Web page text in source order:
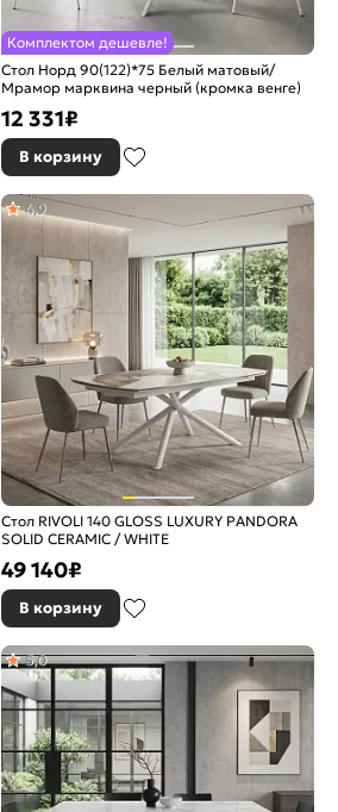
Комплектом дешевле!
Стол Норд 90(122)*75 Белый матовый/
Мрамор марквина черный (кромка венге)
12 331₽
В корзину
Стол RIVOLI 140 GLOSS LUXURY PANDORA
SOLID CERAMIC / WHITE
4,9
49 140₽
В корзину
5,0